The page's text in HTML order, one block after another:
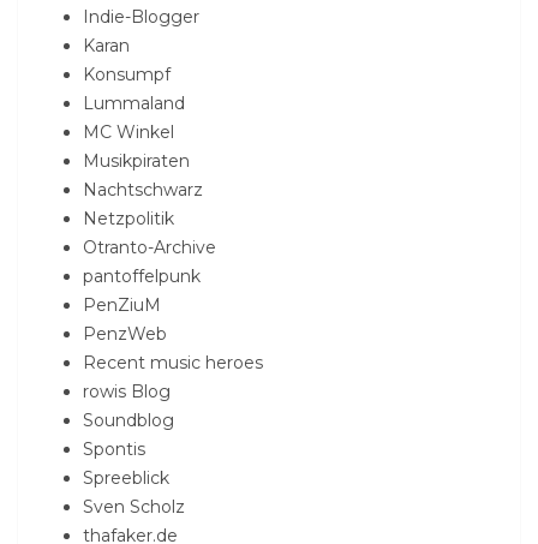
Indie-Blogger
Karan
Konsumpf
Lummaland
MC Winkel
Musikpiraten
Nachtschwarz
Netzpolitik
Otranto-Archive
pantoffelpunk
PenZiuM
PenzWeb
Recent music heroes
rowis Blog
Soundblog
Spontis
Spreeblick
Sven Scholz
thafaker.de